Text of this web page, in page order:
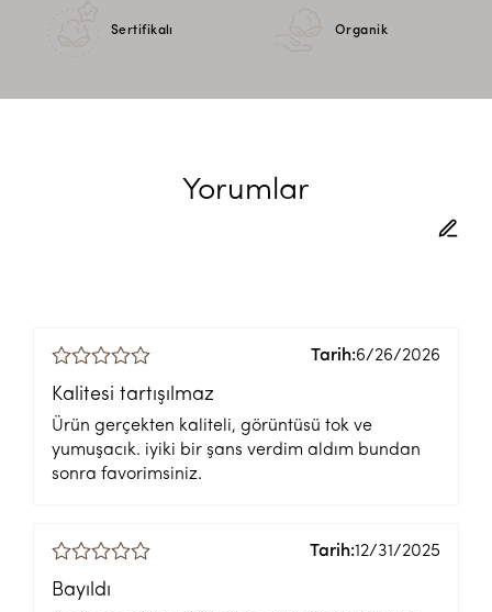
Sertifikalı Organik
Yorumlar
Tarih:6/26/2026
Kalitesi tartışılmaz
Ürün gerçekten kaliteli, görüntüsü tok ve
yumuşacık. iyiki bir şans verdim aldım bundan
sonra favorimsiniz.
Tarih:12/31/2025
Bayıldı